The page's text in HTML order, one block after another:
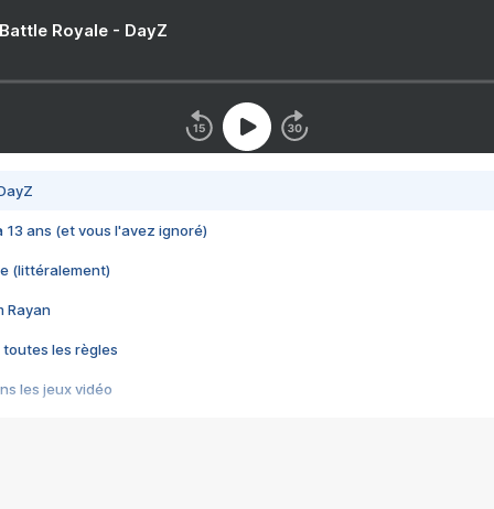
Royale - DayZ
13 ans (et vous l'avez ignoré)
(littéralement)
Rayan
toutes les règles
les jeux vidéo